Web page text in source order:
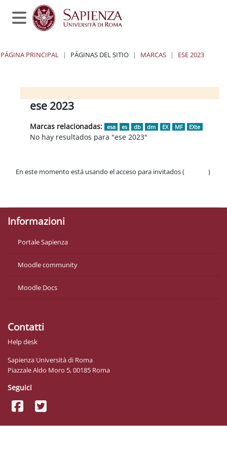
Salta al contenido principal
Panel lateral
PÁGINA PRINCIPAL PÁGINAS DEL SITIO MARCAS ESE 2023
Bloques
Bloques
Bloques
Bloquesese 2023
Marcas relacionadas: esa es db dm EX MF EXte
No hay resultados para "ese 2023"
En este momento está usando el acceso para invitados (
)
Informazioni
Portale Sapienza
Moodle community
Moodle Docs
Contatti
Help desk
Sapienza Università di Roma
Piazzale Aldo Moro 5, 00185 Roma
Seguici